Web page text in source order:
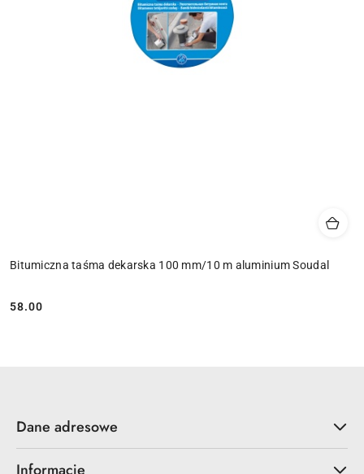
Bitumiczna taśma dekarska 100 mm/10 m aluminium Soudal
Cena:
58.00
Dane adresowe